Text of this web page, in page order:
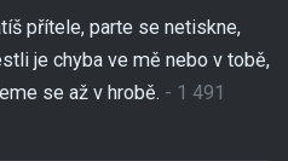
přítele, parte se netiskne,
je chyba ve mě nebo v tobě,
se až v hrobě. - 1 491